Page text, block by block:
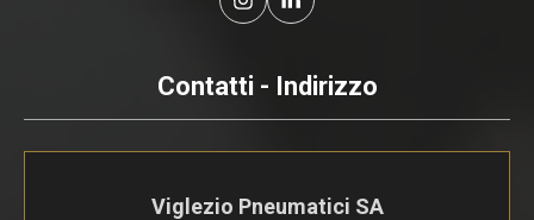
Contatti - Indirizzo
Viglezio Pneumatici SA